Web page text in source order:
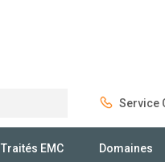
Service
Traités EMC Domaines